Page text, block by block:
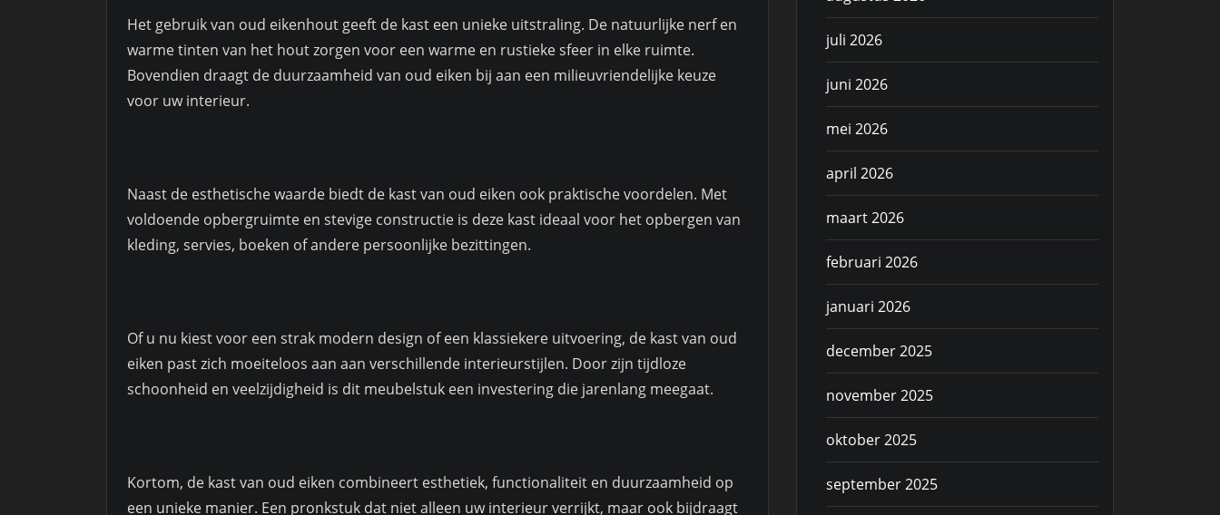
Het gebruik van oud eikenhout geeft de kast een unieke uitstraling. De natuurlijke nerf en
warme tinten van het hout zorgen voor een warme en rustieke sfeer in elke ruimte.
Bovendien draagt de duurzaamheid van oud eiken bij aan een milieuvriendelijke keuze
voor uw interieur.
Naast de esthetische waarde biedt de kast van oud eiken ook praktische voordelen. Met
voldoende opbergruimte en stevige constructie is deze kast ideaal voor het opbergen van
kleding, servies, boeken of andere persoonlijke bezittingen.
Of u nu kiest voor een strak modern design of een klassiekere uitvoering, de kast van oud
eiken past zich moeiteloos aan aan verschillende interieurstijlen. Door zijn tijdloze
schoonheid en veelzijdigheid is dit meubelstuk een investering die jarenlang meegaat.
Kortom, de kast van oud eiken combineert esthetiek, functionaliteit en duurzaamheid op
een unieke manier. Een pronkstuk dat niet alleen uw interieur verrijkt, maar ook bijdraagt
juli 2026
juni 2026
mei 2026
april 2026
maart 2026
februari 2026
januari 2026
december 2025
november 2025
oktober 2025
september 2025